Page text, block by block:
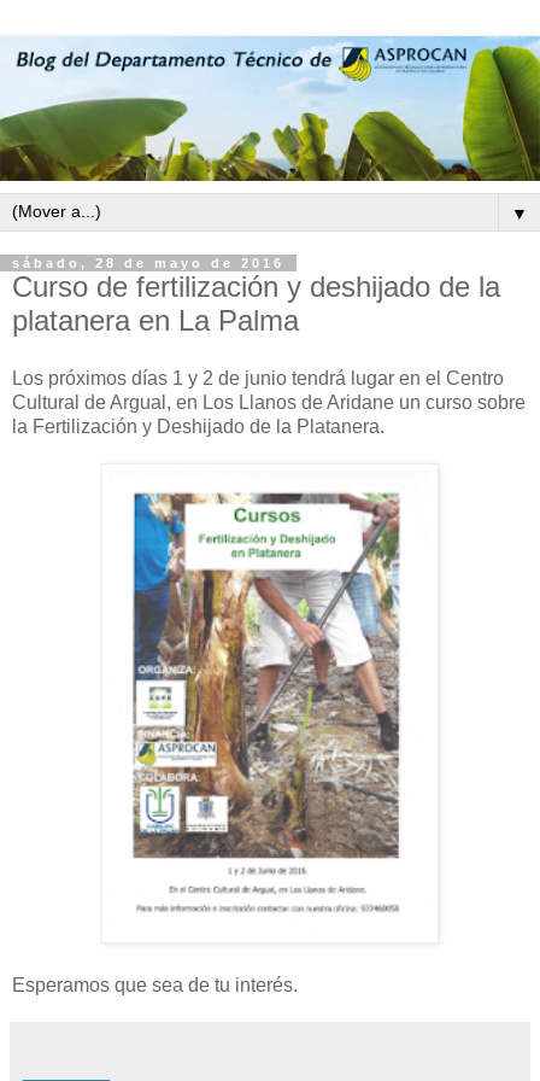
▼
sábado, 28 de mayo de 2016
Curso de fertilización y deshijado de la
platanera en La Palma
Los próximos días 1 y 2 de junio tendrá lugar en el Centro
Cultural de Argual, en Los Llanos de Aridane un curso sobre
la Fertilización y Deshijado de la Platanera.
Esperamos que sea de tu interés.